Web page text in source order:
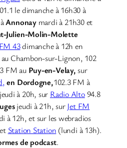
le dimanche à 16h30 à
Annonay mardi à 21h30 et
Julien-Molin-Molette
43dimanche à 12h en
Chambon-sur-Lignon, 102
FM au Puy-en-Velay,sur
en Dordogne,102.3 FM à
jeudi à 20h, sur Radio Alto94.8
jeudi à 21h, sur Jet FM
à 12h, et sur les webradios
Station Station (lundi à 13h).
de podcast.